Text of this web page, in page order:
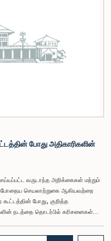
போது அதிகாரிகளின்
வருடாந்த அறிக்கைகள் மற்றும்
செயலாற்றுகை ஆகியவற்றை
போது, குறித்த
நடத்தை தொடர்பில் கரிசனைகள்